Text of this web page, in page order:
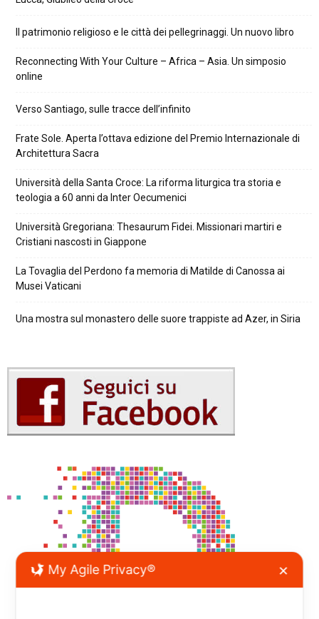
Il patrimonio religioso e le città dei pellegrinaggi. Un nuovo libro
Reconnecting With Your Culture – Africa – Asia. Un simposio
online
Verso Santiago, sulle tracce dell’infinito
Frate Sole. Aperta l’ottava edizione del Premio Internazionale di
Architettura Sacra
Università della Santa Croce: La riforma liturgica tra storia e
teologia a 60 anni da Inter Oecumenici
Università Gregoriana: Thesaurum Fidei. Missionari martiri e
Cristiani nascosti in Giappone
La Tovaglia del Perdono fa memoria di Matilde di Canossa ai
Musei Vaticani
Una mostra sul monastero delle suore trappiste ad Azer, in Siria
My Agile Privacy® ✕